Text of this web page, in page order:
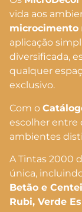
vida aos
microcimento
aplicação
diversificada,
qualquer
exclusivo.
Com o
escolher entre
ambientes
A Tintas 2000
única,
Betão e
Rubi, Verde